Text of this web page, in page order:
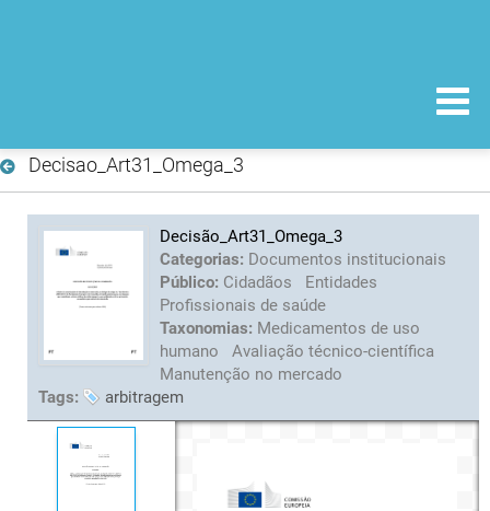
Decisao_Art31_Omega_3
Decisão_Art31_Omega_3
Categorias: Documentos institucionais
Público: Cidadãos
Entidades
Profissionais de saúde
Taxonomias: Medicamentos de uso
humano
Avaliação técnico-científica
Manutenção no mercado
Tags:
arbitragem